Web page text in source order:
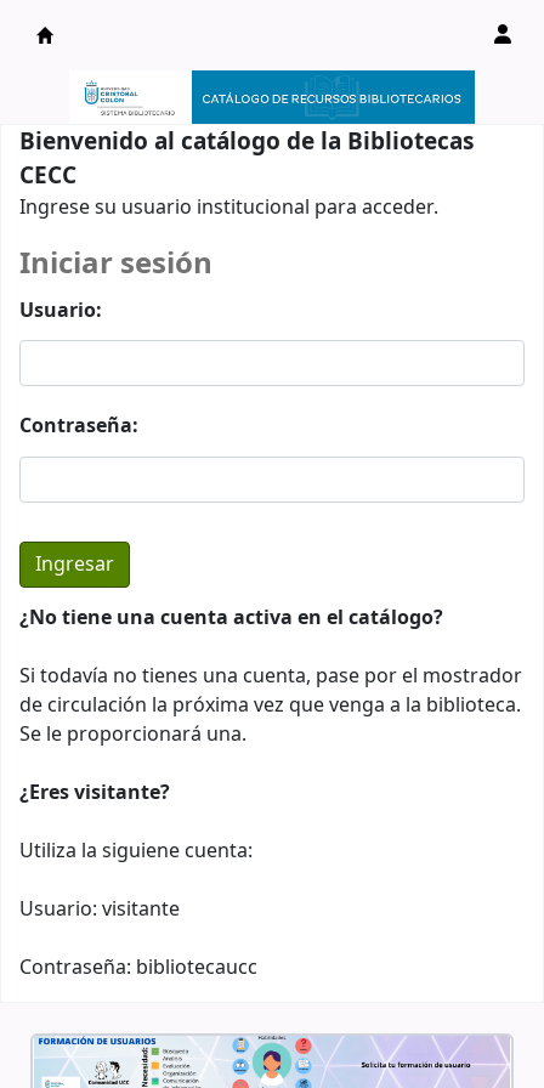
Catálogo en línea
Bienvenido al catálogo de la Bibliotecas
CECC
Ingrese su usuario institucional para acceder.
Iniciar sesión
Usuario:
Contraseña:
¿No tiene una cuenta activa en el catálogo?
Si todavía no tienes una cuenta, pase por el mostrador
de circulación la próxima vez que venga a la biblioteca.
Se le proporcionará una.
¿Eres visitante?
Utiliza la siguiene cuenta:
Usuario: visitante
Contraseña: bibliotecaucc